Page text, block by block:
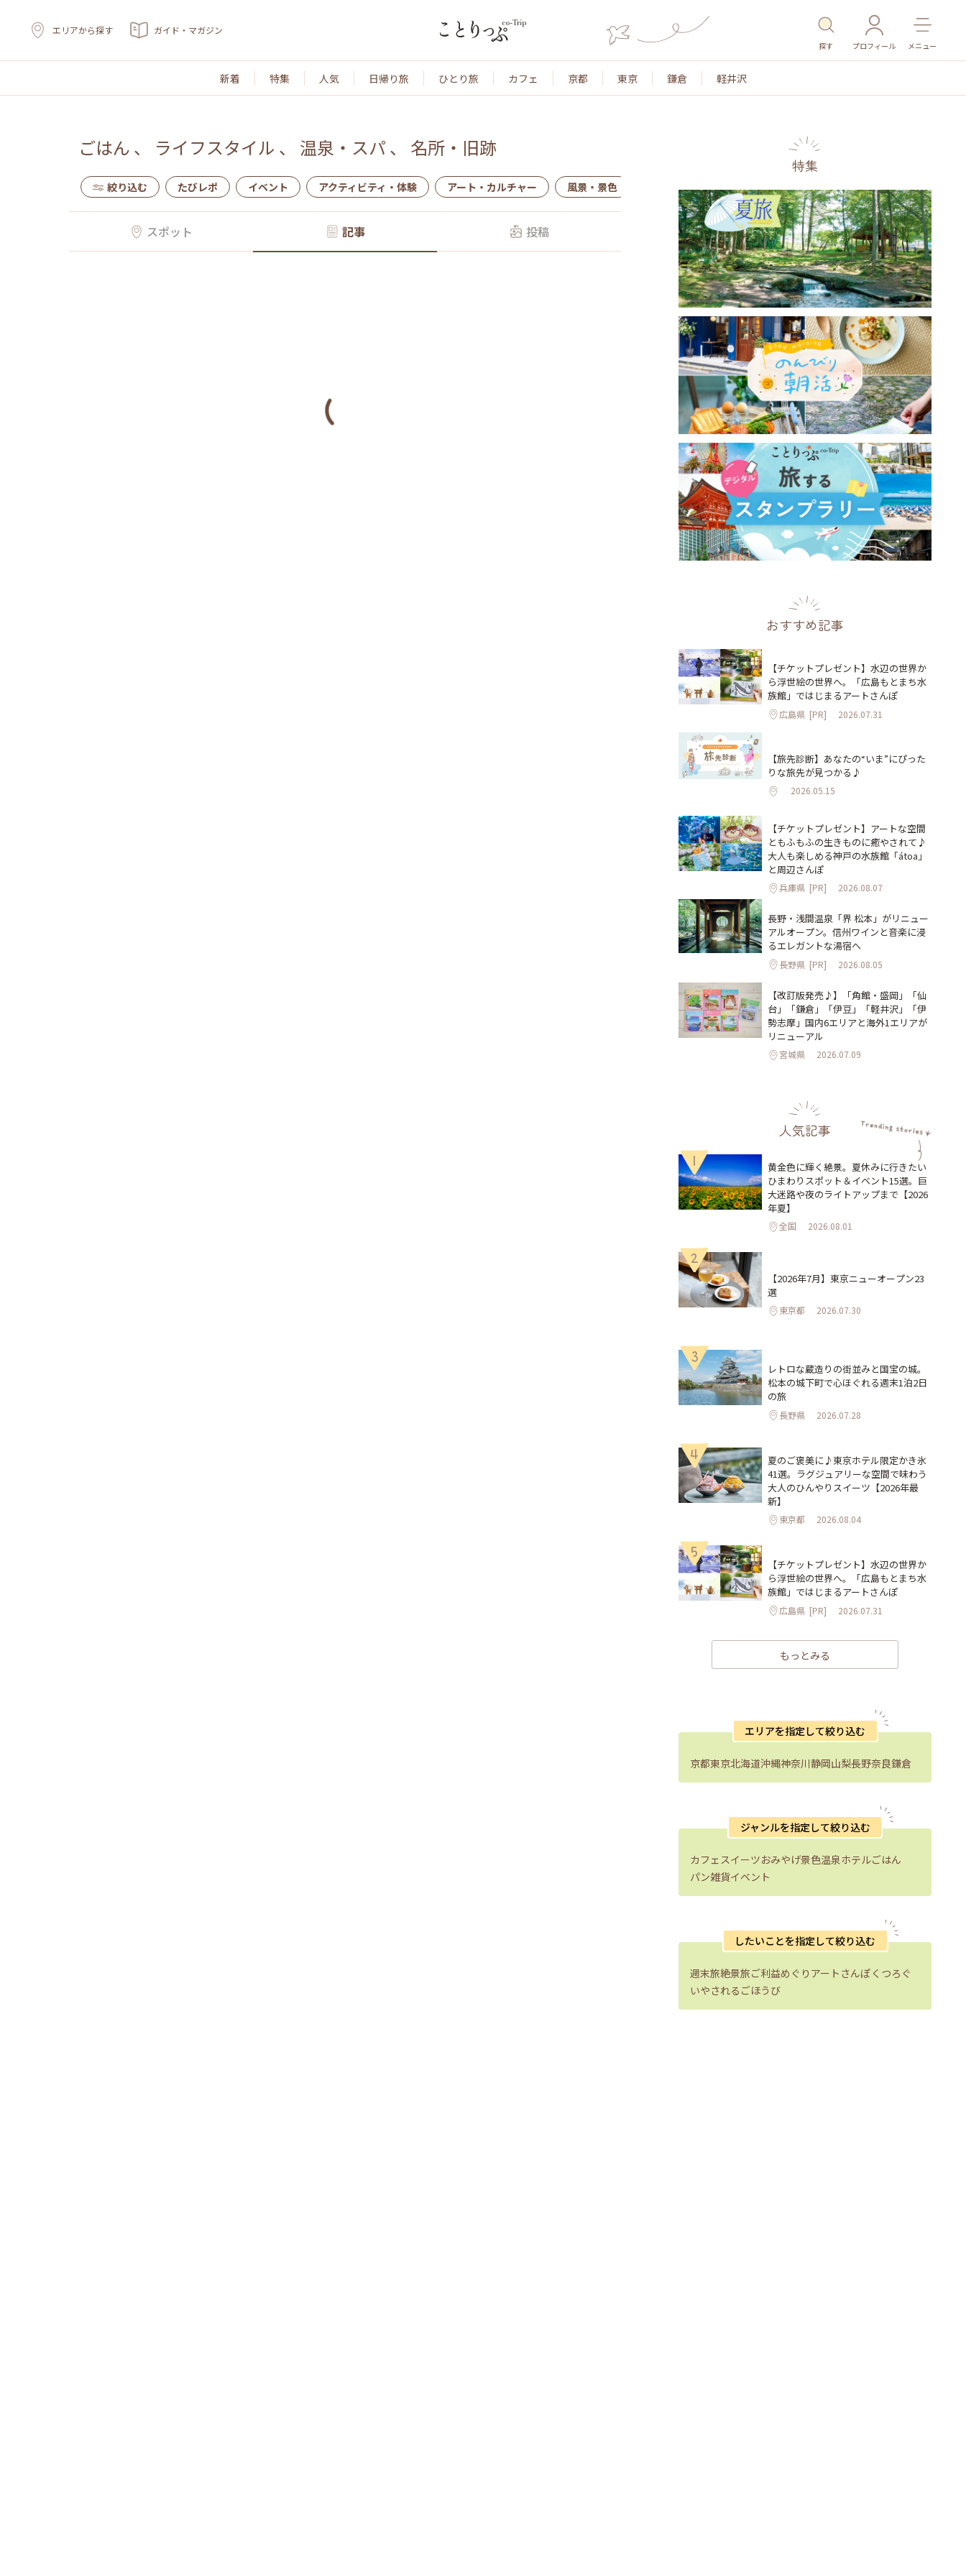
エリアから探す ガイド・マガジン
探す プロフィール メニュー
新着 特集 人気 日帰り旅 ひとり旅 カフェ 京都 東京 鎌倉 軽井沢
ごはん 、 ライフスタイル 、 温泉・スパ 、 名所・旧跡
絞り込む たびレポ イベント アクティビティ・体験 アート・カルチャー 風景・景色 名所・旧跡 温泉・スパ その他施設 ごはん
スポット 記事 投稿
特集
おすすめ記事
【チケットプレゼント】水辺の世界か
ら浮世絵の世界へ。「広島もとまち水
族館」ではじまるアートさんぽ
広島県 [PR] 2026.07.31
【旅先診断】あなたの“いま”にぴった
りな旅先が見つかる♪
2026.05.15
【チケットプレゼント】アートな空間
ともふもふの生きものに癒やされて♪
大人も楽しめる神戸の水族館「átoa」
と周辺さんぽ
兵庫県 [PR] 2026.08.07
長野・浅間温泉「界 松本」がリニュー
アルオープン。信州ワインと音楽に浸
るエレガントな湯宿へ
長野県 [PR] 2026.08.05
【改訂版発売♪】「角館・盛岡」「仙
台」「鎌倉」「伊豆」「軽井沢」「伊
勢志摩」国内6エリアと海外1エリアが
リニューアル
宮城県 2026.07.09
人気記事
1
黄金色に輝く絶景。夏休みに行きたい
ひまわりスポット＆イベント15選。巨
大迷路や夜のライトアップまで【2026
年夏】
全国 2026.08.01
2
【2026年7月】東京ニューオープン23
選
東京都 2026.07.30
3
レトロな蔵造りの街並みと国宝の城。
松本の城下町で心ほぐれる週末1泊2日
の旅
長野県 2026.07.28
4
夏のご褒美に♪東京ホテル限定かき氷
41選。ラグジュアリーな空間で味わう
大人のひんやりスイーツ【2026年最
新】
東京都 2026.08.04
5
【チケットプレゼント】水辺の世界か
ら浮世絵の世界へ。「広島もとまち水
族館」ではじまるアートさんぽ
広島県 [PR] 2026.07.31
もっとみる
エリアを指定して絞り込む
京都東京北海道沖縄神奈川静岡山梨長野奈良鎌倉
ジャンルを指定して絞り込む
カフェスイーツおみやげ景色温泉ホテルごはん
パン雑貨イベント
したいことを指定して絞り込む
週末旅絶景旅ご利益めぐり アートさんぽ くつろぐ
いやされる ごほうび